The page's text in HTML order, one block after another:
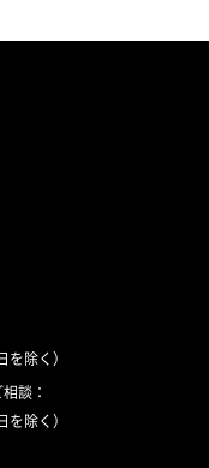
除く）
談：
除く）